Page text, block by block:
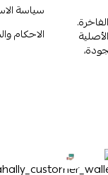
سياسة
الاحكام